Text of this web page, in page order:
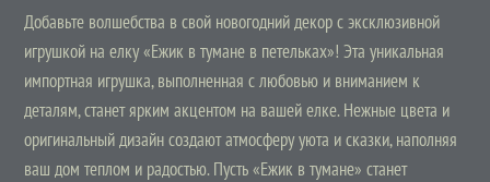
Добавьте волшебства в свой новогодний декор с эксклюзивной
игрушкой на елку «Ежик в тумане в петельках»! Эта уникальная
импортная игрушка, выполненная с любовью и вниманием к
деталям, станет ярким акцентом на вашей елке. Нежные цвета и
оригинальный дизайн создают атмосферу уюта и сказки, наполняя
ваш дом теплом и радостью. Пусть «Ежик в тумане» станет